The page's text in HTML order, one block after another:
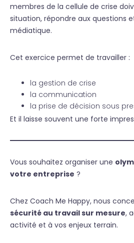
membres de la cellule de crise
situation, répondre aux questions
médiatique.
Cet exercice permet de travailler :
la gestion de crise
la communication
la prise de décision sous
Et il laisse souvent une forte
Vous souhaitez organiser une
votre entreprise ?
Chez Coach Me Happy, nous
sécurité au travail sur mesure,
activité et à vos enjeux terrain.